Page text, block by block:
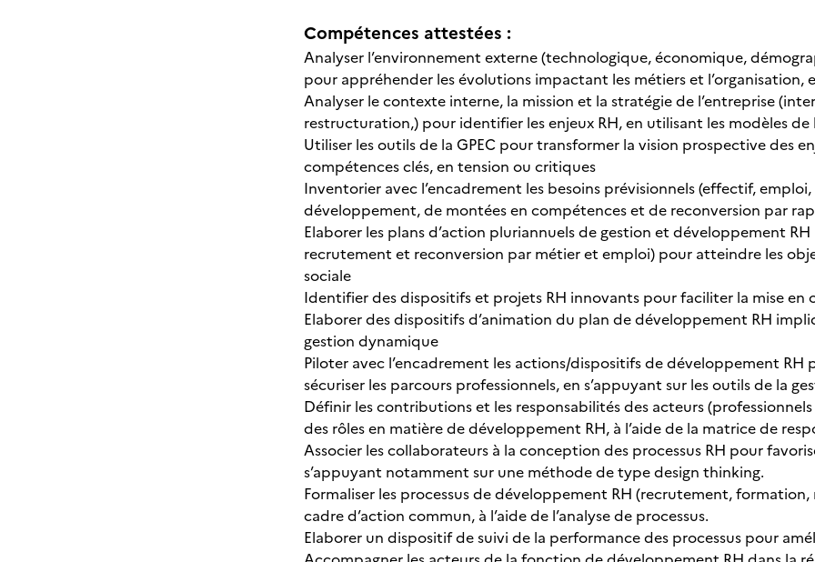
Compétences attestées :
Analyser l’environnement externe (technologique, économique,
pour appréhender les évolutions impactant les métiers et l’organisation,
Analyser le contexte interne, la mission et la stratégie de l’entreprise
restructuration,) pour identifier les enjeux RH, en utilisant les modèles de
Utiliser les outils de la GPEC pour transformer la vision prospective des
compétences clés, en tension ou critiques
Inventorier avec l’encadrement les besoins prévisionnels (effectif,
développement, de montées en compétences et de reconversion par
Elaborer les plans d’action pluriannuels de gestion et développement
recrutement et reconversion par métier et emploi) pour atteindre les
sociale
Identifier des dispositifs et projets RH innovants pour faciliter la mise
Elaborer des dispositifs d’animation du plan de développement RH
gestion dynamique
Piloter avec l’encadrement les actions/dispositifs de développement RH
sécuriser les parcours professionnels, en s’appuyant sur les outils de la
Définir les contributions et les responsabilités des acteurs
des rôles en matière de développement RH, à l’aide de la matrice de
Associer les collaborateurs à la conception des processus RH pour
s’appuyant notamment sur une méthode de type design thinking.
Formaliser les processus de développement RH (recrutement,
cadre d’action commun, à l’aide de l’analyse de processus.
Elaborer un dispositif de suivi de la performance des processus pour